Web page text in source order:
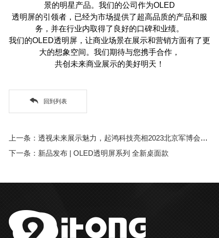
景的明星产品。我们的公司作为OLED
透明屏的引领者，已经为市场提供了超高品质的产品和服
务，并在行业内取得了良好的口碑和业绩。
我们的OLED透明屏，让商业场景在展示和营销方面有了更
大的想象空间。我们期待与您携手合作，
共创未来商业展示的美好明天！
回到列表
上一条：透视未来展示魅力，起鸿科技亮相2023北京军博会，展示OLED透明屏技术
下一条：新品发布 | OLED透明屏系列 全新桌面款